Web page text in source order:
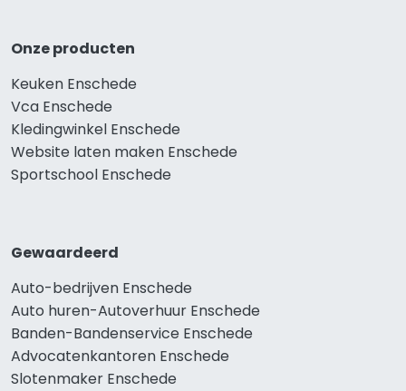
Onze producten
Keuken Enschede
Vca Enschede
Kledingwinkel Enschede
Website laten maken Enschede
Sportschool Enschede
Gewaardeerd
Auto-bedrijven Enschede
Auto huren-Autoverhuur Enschede
Banden-Bandenservice Enschede
Advocatenkantoren Enschede
Slotenmaker Enschede